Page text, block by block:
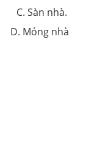
nhà.
nhà